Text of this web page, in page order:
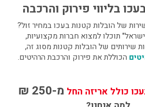
בליווי פירוק והרכבה
של הובלות קטנות בעכו במחיר זול?
תוכלו למצוא חברות מקצועיות,
שירותים של הובלות קטנות מסוג זה,
הכוללת את פירוק והרכבת הרהיטים.
כולל אריזה החל מ-250 ₪